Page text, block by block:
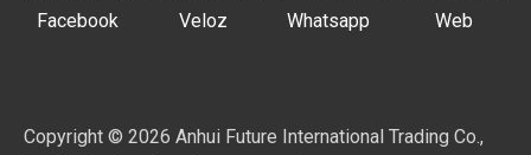
Facebook Veloz Whatsapp Web
Copyright © 2026 Anhui Future International Trading Co.,